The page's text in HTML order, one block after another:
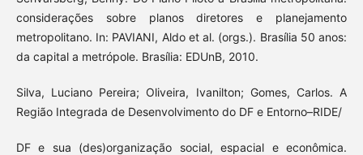
considerações sobre planos diretores e planejamento
metropolitano. In: PAVIANI, Aldo et al. (orgs.). Brasília 50 anos:
da capital a metrópole. Brasília: EDUnB, 2010.
Silva, Luciano Pereira; Oliveira, Ivanilton; Gomes, Carlos. A
Região Integrada de Desenvolvimento do DF e Entorno–RIDE/
DF e sua (des)organização social, espacial e econômica.